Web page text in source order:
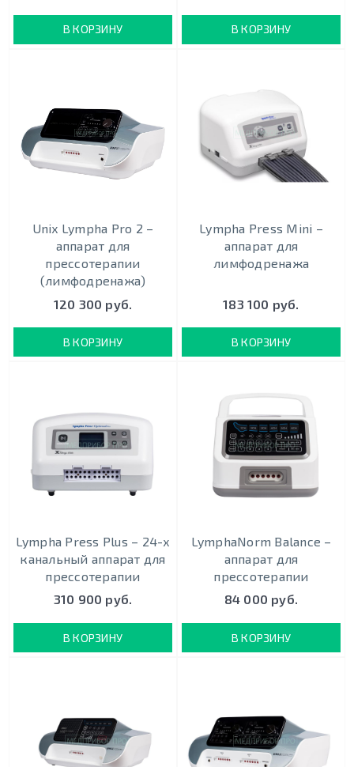
В КОРЗИНУ В КОРЗИНУ
Unix Lympha Pro 2 –
аппарат для
прессотерапии
(лимфодренажа)
120 300 руб.
В КОРЗИНУ
Lympha Press Mini –
аппарат для
лимфодренажа
183 100 руб.
В КОРЗИНУ
Lympha Press Plus – 24-х
канальный аппарат для
прессотерапии
310 900 руб.
В КОРЗИНУ
LymphaNorm Balance –
аппарат для
прессотерапии
84 000 руб.
В КОРЗИНУ